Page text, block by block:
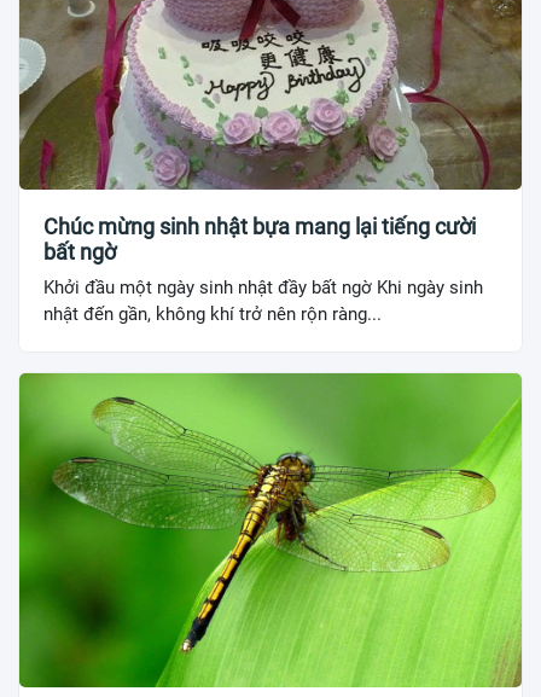
Chúc mừng sinh nhật bựa mang lại tiếng cười
bất ngờ
Khởi đầu một ngày sinh nhật đầy bất ngờ Khi ngày sinh
nhật đến gần, không khí trở nên rộn ràng...